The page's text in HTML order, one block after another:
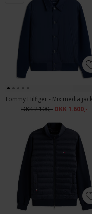
DKK 2.100,- DKK 1.600,-